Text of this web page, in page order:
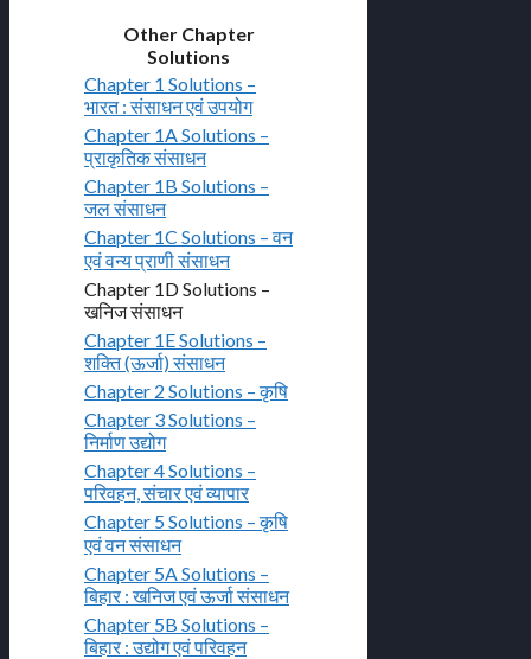
Other Chapter
Solutions
Chapter 1 Solutions –
भारत : संसाधन एवं उपयोग
Chapter 1A Solutions –
प्राकृतिक संसाधन
Chapter 1B Solutions –
जल संसाधन
Chapter 1C Solutions – वन
एवं वन्य प्राणी संसाधन
Chapter 1D Solutions –
खनिज संसाधन
Chapter 1E Solutions –
शक्ति (ऊर्जा) संसाधन
Chapter 2 Solutions – कृषि
Chapter 3 Solutions –
निर्माण उद्योग
Chapter 4 Solutions –
परिवहन, संचार एवं व्यापार
Chapter 5 Solutions – कृषि
एवं वन संसाधन
Chapter 5A Solutions –
बिहार : खनिज एवं ऊर्जा संसाधन
Chapter 5B Solutions –
बिहार : उद्योग एवं परिवहन